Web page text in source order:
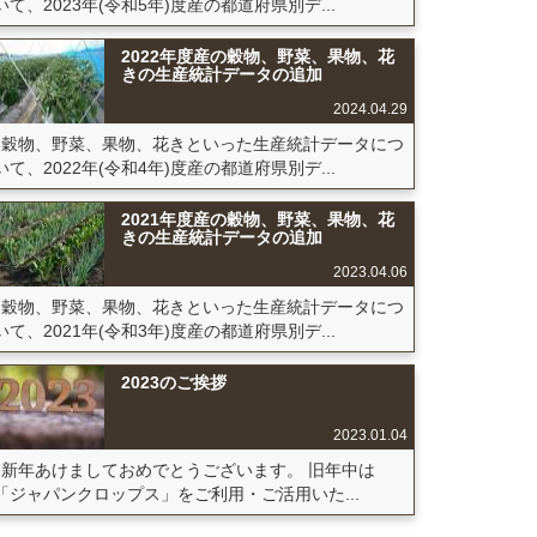
て、2023年(令和5年)度産の都道府県別デ...
2022年度産の穀物、野菜、果物、花
きの生産統計データの追加
2024.04.29
穀物、野菜、果物、花きといった生産統計データにつ
て、2022年(令和4年)度産の都道府県別デ...
2021年度産の穀物、野菜、果物、花
きの生産統計データの追加
2023.04.06
穀物、野菜、果物、花きといった生産統計データにつ
て、2021年(令和3年)度産の都道府県別デ...
2023のご挨拶
2023.01.04
新年あけましておめでとうございます。 旧年中は
ジャパンクロップス」をご利用・ご活用いた...